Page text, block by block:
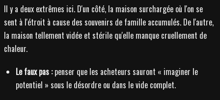
Il y a deux extrêmes ici. D'un côté, la maison surchargée où l'on se
sent à l'étroit à cause des souvenirs de famille accumulés. De l'autre,
la maison tellement vidée et stérile qu'elle manque cruellement de
chaleur.
Le faux pas :penser que les acheteurs sauront « imaginer le
potentiel » sous le désordre ou dans le vide complet.